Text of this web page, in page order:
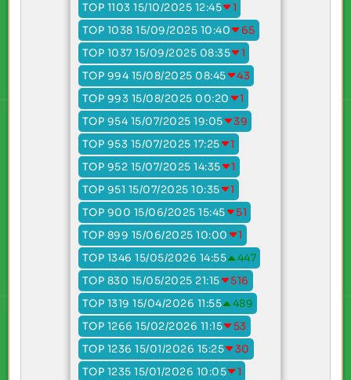
TOP 1103 15/10/2025 12:45
1
TOP 1038 15/09/2025 10:40
65
TOP 1037 15/09/2025 08:35
1
TOP 994 15/08/2025 08:45
43
TOP 993 15/08/2025 00:20
1
TOP 954 15/07/2025 19:05
39
TOP 953 15/07/2025 17:25
1
TOP 952 15/07/2025 14:35
1
TOP 951 15/07/2025 10:35
1
TOP 900 15/06/2025 15:45
51
TOP 899 15/06/2025 10:00
1
TOP 1346 15/05/2026 14:55
447
TOP 830 15/05/2025 21:15
516
TOP 1319 15/04/2026 11:55
489
TOP 1266 15/02/2026 11:15
53
TOP 1236 15/01/2026 15:25
30
TOP 1235 15/01/2026 10:05
1